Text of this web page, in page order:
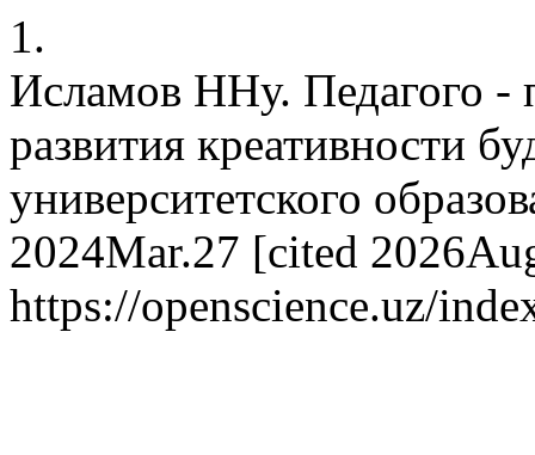
1.
Исламов ННу. Педагого -
развития креативности
университетского
2024Mar.27 [cited
https://openscience.uz/